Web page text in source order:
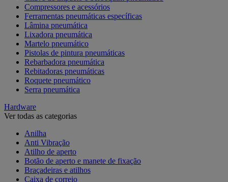
Compressores e acessórios
Ferramentas pneumáticas específicas
Lâmina pneumática
Lixadora pneumática
Martelo pneumático
Pistolas de pintura pneumáticas
Rebarbadora pneumática
Rebitadoras pneumáticas
Roquete pneumático
Serra pneumática
Hardware
Ver todas as categorias
Anilha
Anti Vibração
Atilho de aperto
Botão de aperto e manete de fixação
Braçadeiras e atilhos
Caixa de correio